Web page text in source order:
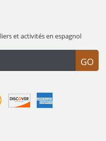
et activités en espagnol
GO